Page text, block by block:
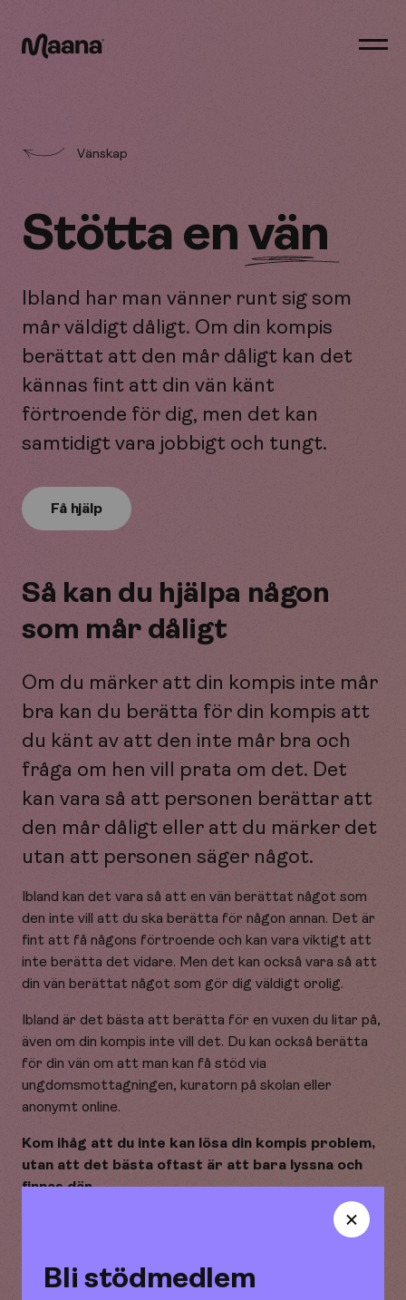
Bli stödmedlem
Vänskap
Stötta envän
Ibland har man vänner runt sig som
mår väldigt dåligt. Om din kompis
berättat att den mår dåligt kan det
kännas fint att din vän känt
förtroende för dig, men det kan
samtidigt vara jobbigt och tungt.
Få hjälp
Så kan du hjälpa någon
som mår dåligt
Om du märker att din kompis inte mår
bra kan du berätta för din kompis att
du känt av att den inte mår bra och
fråga om hen vill prata om det. Det
kan vara så att personen berättar att
den mår dåligt eller att du märker det
utan att personen säger något.
Ibland kan det vara så att en vän berättat något som
den inte vill att du ska berätta för någon annan. Det är
fint att få någons förtroende och kan vara viktigt att
inte berätta det vidare. Men det kan också vara så att
din vän berättat något som gör dig väldigt orolig.
Ibland är det bästa att berätta för en vuxen du litar på,
även om din kompis inte vill det. Du kan också berätta
för din vän om att man kan få stöd via
ungdomsmottagningen, kuratorn på skolan eller
anonymt online.
Kom ihåg att du inte kan lösa din kompis problem,
utan att det bästa oftast är att bara lyssna och
finnas där.
Du kan också alltid komma in och prata anonymt med
ha tips på hur du kan stötta en vän.